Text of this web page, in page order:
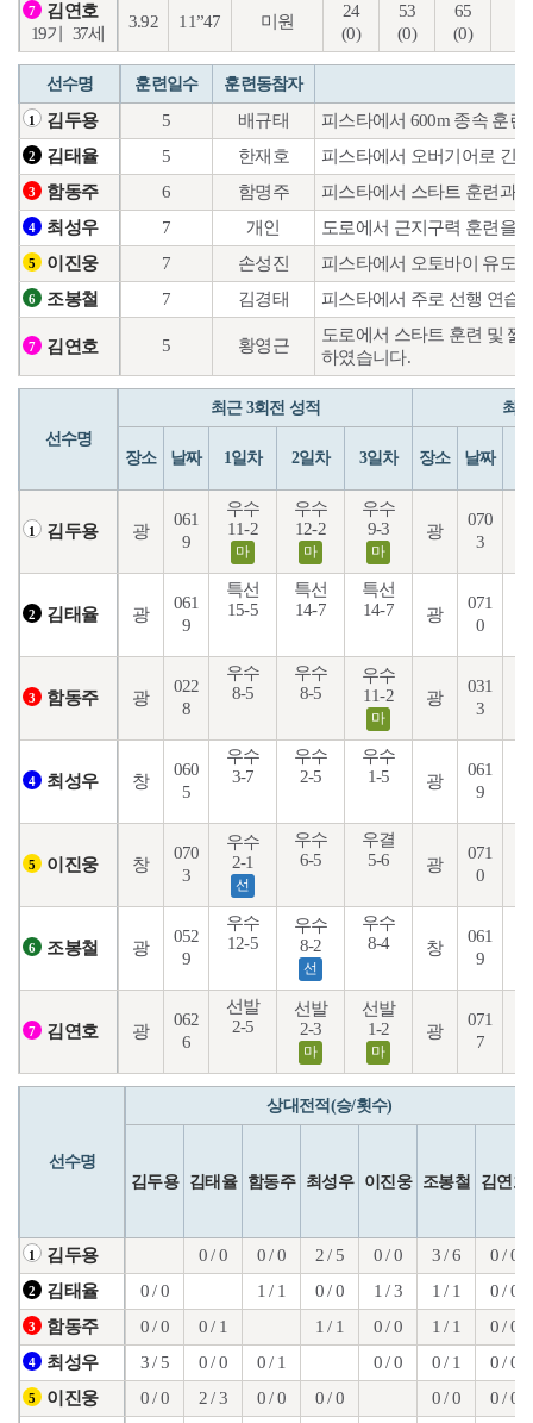
7
김연호
19기
37세
3.92 11”47 미원
24
(0)
53
(0)
65
(0)
선수명 훈련일수 훈련동참자
1 김두용 5 배규태 피스타에서 600m 종속 훈
2 김태율 5 한재호 피스타에서 오버기어로 긴
3 함동주 6 함명주 피스타에서 스타트 훈련과
4 최성우 7 개인 도로에서 근지구력 훈련을
5 이진웅 7 손성진 피스타에서 오토바이 유도
6 조봉철 7 김경태 피스타에서 주로 선행 연습
7 김연호 5 황영근
도로에서 스타트 훈련 및
하였습니다.
선수명
최근 3회전 성적 최
장소 날짜 1일차 2일차 3일차 장소 날짜
1 김두용 광
061
9
우수
11-2
마
우수
12-2
마
우수
9-3
마
광
070
3
2 김태율 광
061
9
특선
15-5
특선
14-7
특선
14-7
광
071
0
3 함동주 광
022
8
우수
8-5
우수
8-5
우수
11-2
마
광
031
3
4 최성우 창
060
5
우수
3-7
우수
2-5
우수
1-5
광
061
9
5 이진웅 창
070
3
우수
2-1
선
우수
6-5
우결
5-6
광
071
0
6 조봉철 광
052
9
우수
12-5
우수
8-2
선
우수
8-4
창
061
9
7 김연호 광
062
6
선발
2-5
선발
2-3
마
선발
1-2
마
광
071
7
선수명
상대전적(승/횟수)
김두용 김태율 함동주 최성우 이진웅 조봉철 김연호
1 김두용 0 / 0 0 / 0 2 / 5 0 / 0 3 / 6 0 / 0
2 김태율 0 / 0 1 / 1 0 / 0 1 / 3 1 / 1 0 / 0
3 함동주 0 / 0 0 / 1 1 / 1 0 / 0 1 / 1 0 / 0
4 최성우 3 / 5 0 / 0 0 / 1 0 / 0 0 / 1 0 / 0
5 이진웅 0 / 0 2 / 3 0 / 0 0 / 0 0 / 0 0 / 0